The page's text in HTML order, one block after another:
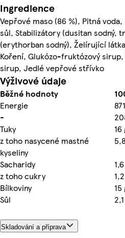
Ingredience
Vepřové maso (86 %), Pitná
sůl, Stabilizátory (dusitan sodný,
(erythorban sodný), Želírující
Koření, Glukózo-fruktózový
sirup, Jedlé vepřové střívko
Výživové údaje
Běžné hodnoty
Energie
-
Tuky
16
z toho nasycené mastné
kyseliny
Sacharidy
z toho cukry
Bílkoviny
15
Sůl
Skladování a příprava